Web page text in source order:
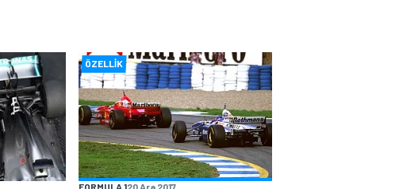
ÖZELLIK
FORMULA 120 Ara 2017